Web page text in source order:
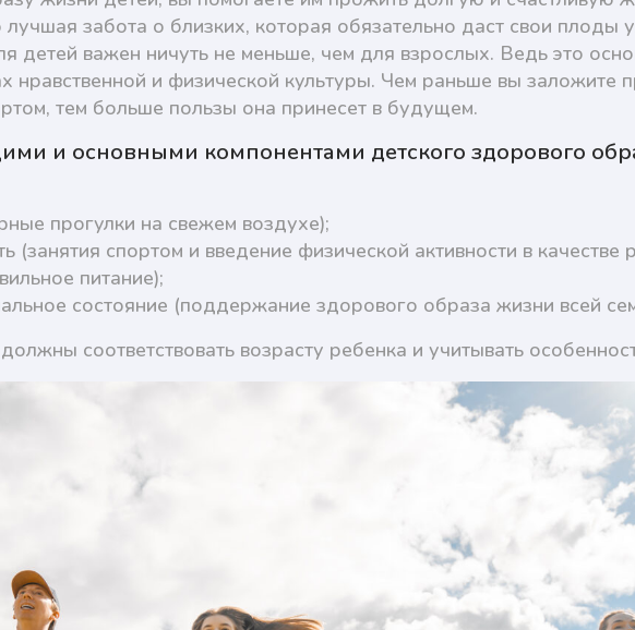
лучшая забота о близких, которая обязательно даст свои
детей важен ничуть не меньше, чем для взрослых. Ведь это
нравственной и физической культуры. Чем раньше вы заложите
тем больше пользы она принесет в будущем.
и основными компонентами детского здорового
прогулки на свежем воздухе);
(занятия спортом и введение физической активности в качестве
питание);
состояние (поддержание здорового образа жизни всей
соответствовать возрасту ребенка и учитывать